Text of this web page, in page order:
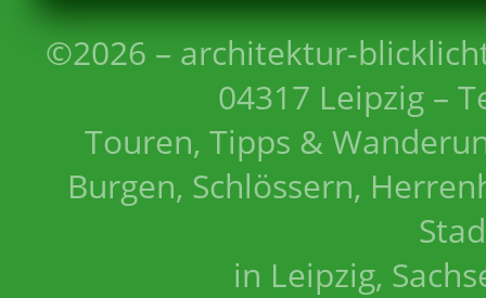
©2026 – architektur-
04317 Leipzig –
Touren, Tipps &
Burgen, Schlössern,
in Leipzig,